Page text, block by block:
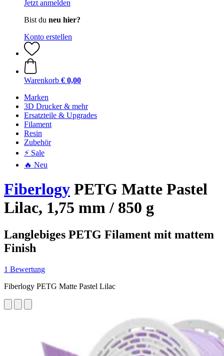
Jetzt anmelden
Bist du neu hier?
Konto erstellen
Warenkorb € 0,00
Marken
3D Drucker & mehr
Ersatzteile & Upgrades
Filament
Resin
Zubehör
⚡ Sale
🔥 Neu
Fiberlogy PETG Matte Pastel
Lilac, 1,75 mm / 850 g
Langlebiges PETG Filament mit mattem
Finish
1 Bewertung
Fiberlogy PETG Matte Pastel Lilac